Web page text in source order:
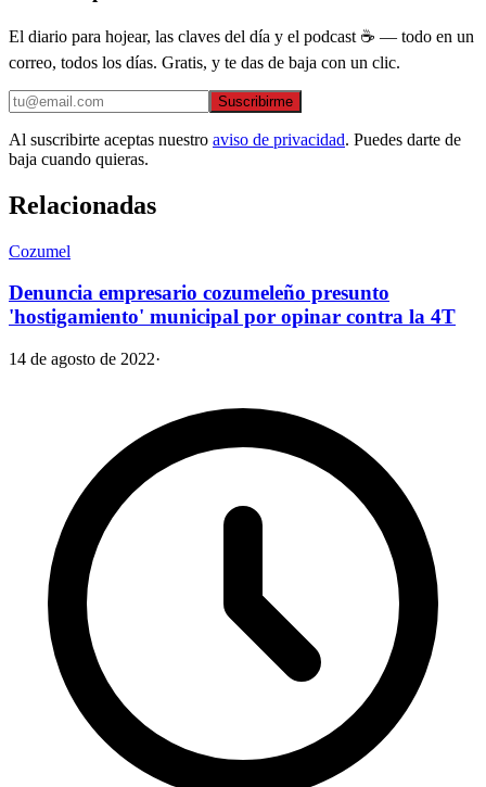
El diario para hojear, las claves del día y el podcast ☕ — todo en un
correo, todos los días. Gratis, y te das de baja con un clic.
Suscribirme
Al suscribirte aceptas nuestro aviso de privacidad. Puedes darte de
baja cuando quieras.
Relacionadas
Cozumel
Denuncia empresario cozumeleño presunto
'hostigamiento' municipal por opinar contra la 4T
14 de agosto de 2022·